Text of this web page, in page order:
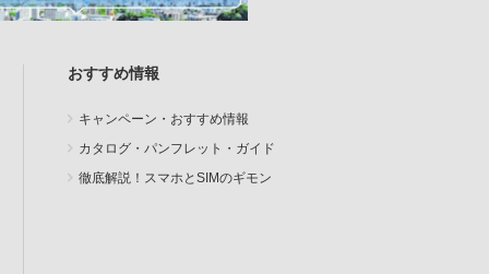
おすすめ情報
キャンペーン・おすすめ情報
カタログ・パンフレット・ガイド
徹底解説！スマホとSIMのギモン